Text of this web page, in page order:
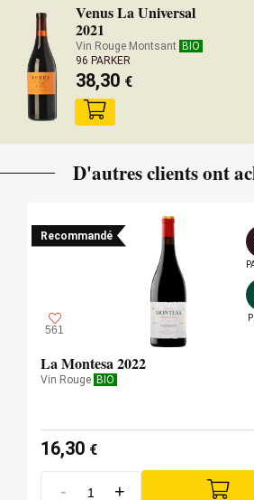
Venus La Universal
2021
Vin Rouge Montsant BIO
96 PARKER
38,30 €
D'autres clients ont
Recommandé
561
La Montesa 2022
Vin Rouge BIO
16,30 €
- +